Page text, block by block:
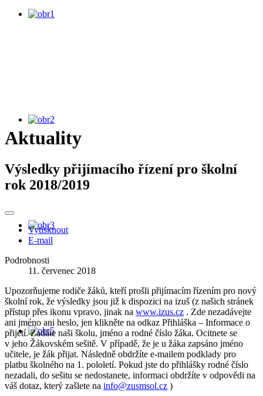
Aktuality
Výsledky přijímacího řízení pro školní
rok 2018/2019
Vytisknout
E-mail
Podrobnosti
11. červenec 2018
Upozorňujeme rodiče žáků, kteří prošli přijímacím řízením pro nový
školní rok, že výsledky jsou již k dispozici na izuš (z našich stránek
přístup přes ikonu vpravo, jinak na www.izus.cz . Zde nezadávejte
ani jméno ani heslo, jen klikněte na odkaz Přihláška – Informace o
přijetí. Zadáte naši školu, jméno a rodné číslo žáka. Ocitnete se
v jeho Žákovském sešitě. V případě, že je u žáka zapsáno jméno
učitele, je žák přijat. Následně obdržíte e-mailem podklady pro
platbu školného na 1. pololetí. Pokud jste do přihlášky rodné číslo
nezadali, do sešitu se nedostanete, informaci obdržíte v odpovědi na
váš dotaz, který zašlete na info@zusmsol.cz )